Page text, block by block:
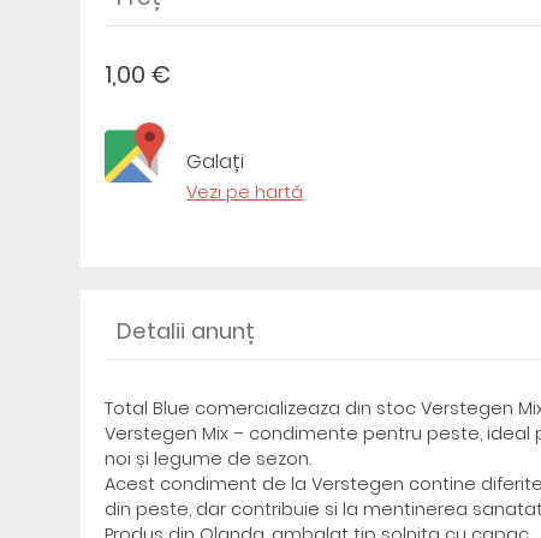
1,00 €
Galați
Vezi pe hartă
Detalii anunț
Total Blue comercializeaza din stoc Verstegen
Verstegen Mix – condimente pentru peste,
noi și legume de sezon.
Acest condiment de la Verstegen contine
din peste, dar contribuie si la mentinerea